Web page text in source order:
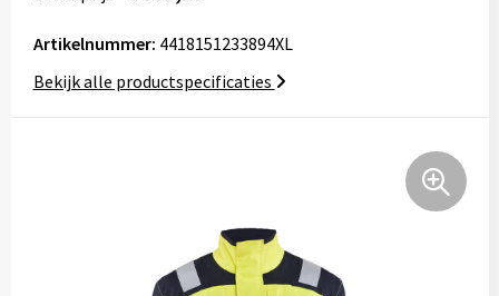
Tassen
Artikelnummer: 4418151233894XL
Bekijk alle productspecificaties